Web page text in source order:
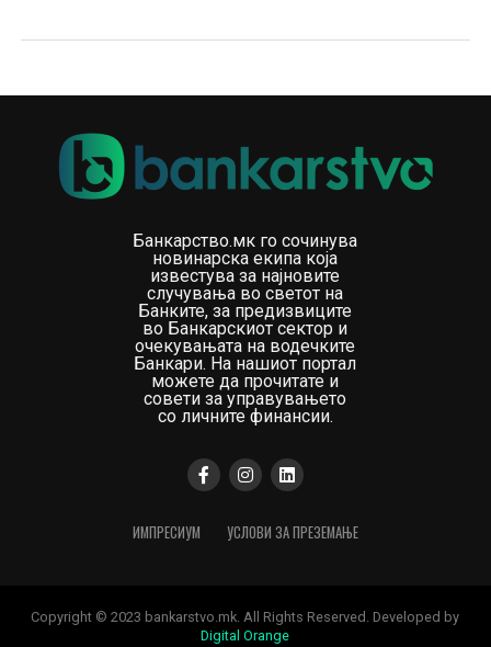
Банкарство.мк го сочинува
новинарска екипа која
известува за најновите
случувања во светот на
Банките, за предизвиците
во Банкарскиот сектор и
очекувањата на водечките
Банкари. На нашиот портал
можете да прочитате и
совети за управувањето
со личните финансии.
ИМПРЕСИУМ УСЛОВИ ЗА ПРЕЗЕМАЊЕ
Copyright © 2023 bankarstvo.mk. All Rights Reserved. Developed by
Digital Orange